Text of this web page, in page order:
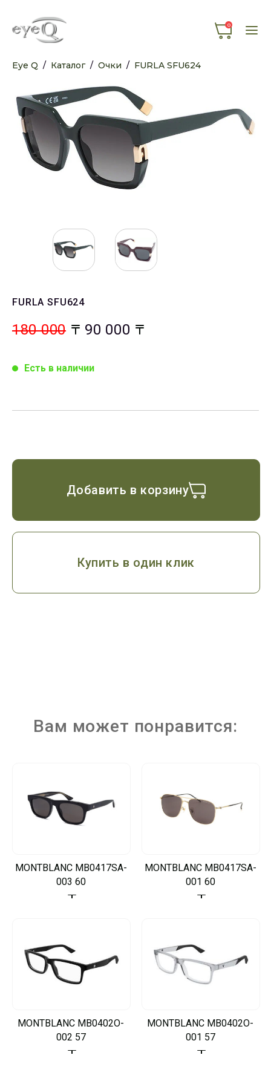
0
Eye Q / Каталог/ Очки / FURLA SFU624
FURLA SFU624
180 000 90 000
Есть в наличии
Добавить в корзину
Купить в один клик
Вам может понравится:
MONTBLANC MB0417SA-
003 60
MONTBLANC MB0417SA-
001 60
MONTBLANC MB0402O-
002 57
MONTBLANC MB0402O-
001 57